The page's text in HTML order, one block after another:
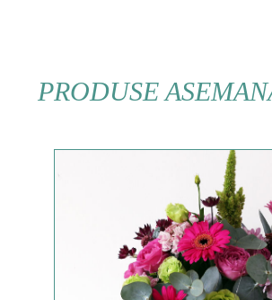
PRODUSE